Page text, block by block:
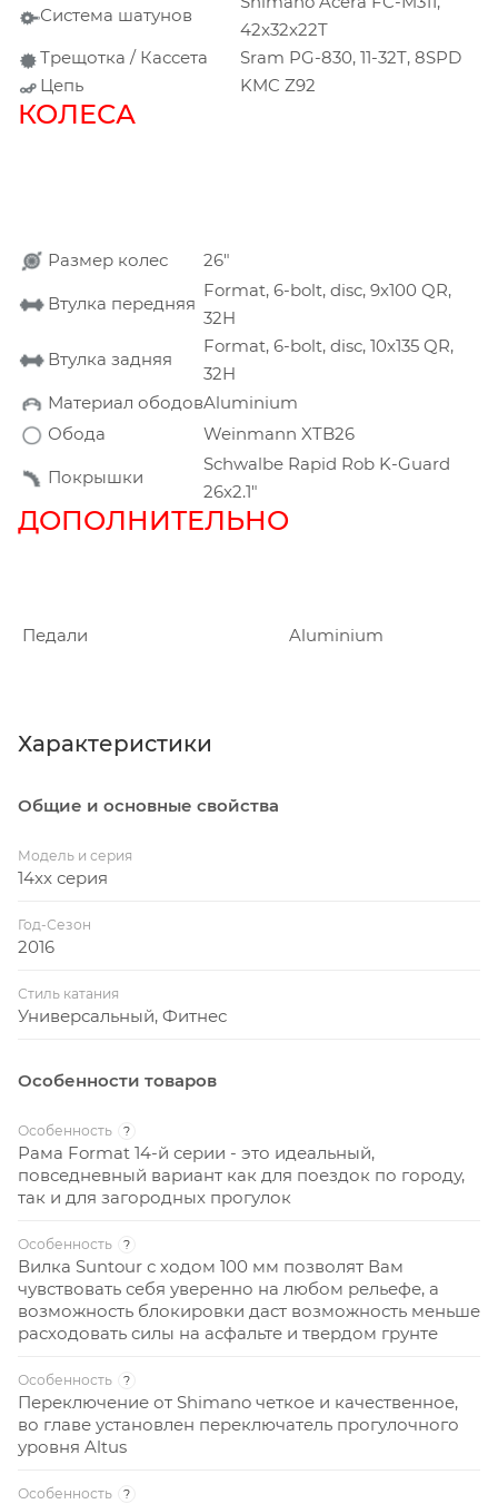
Система шатунов
42x32x22T
Трещотка / Кассета
Sram PG-830, 11-32T, 8SPD
Цепь
KMC Z92
КОЛЕСА
Размер колес 26"
Втулка передняя
Format, 6-bolt, disc, 9x100 QR,
32H
Втулка задняя
Format, 6-bolt, disc, 10x135 QR,
32H
Материал ободовAluminium
Обода
Weinmann XTB26
Покрышки
Schwalbe Rapid Rob K-Guard
26x2.1"
ДОПОЛНИТЕЛЬНО
Педали Aluminium
Характеристики
Общие и основные свойства
Модель и серия
14xx серия
Год-Сезон
2016
Стиль катания
Универсальный, Фитнес
Особенности товаров
Особенность ?
Рама Format 14-й серии - это идеальный,
повседневный вариант как для поездок по городу,
так и для загородных прогулок
Особенность ?
Вилка Suntour с ходом 100 мм позволят Вам
чувствовать себя уверенно на любом рельефе, а
возможность блокировки даст возможность меньше
расходовать силы на асфальте и твердом грунте
Особенность ?
Переключение от Shimano четкое и качественное,
во главе установлен переключатель прогулочного
уровня Altus
Особенность ?